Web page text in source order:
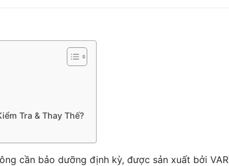
Tra & Thay Thế?
cần bảo dưỡng định kỳ, được sản xuất bởi